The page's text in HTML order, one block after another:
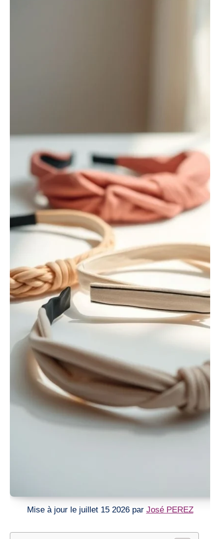
Mise à jour le juillet 15 2026 par José PEREZ